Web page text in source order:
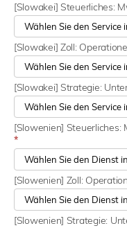
[Slowakei] Steuerliches:
[Slowakei] Zoll:
[Slowakei] Strategie:
[Slowenien] Steuerliches:
*
[Slowenien] Zoll:
[Slowenien] Strategie: